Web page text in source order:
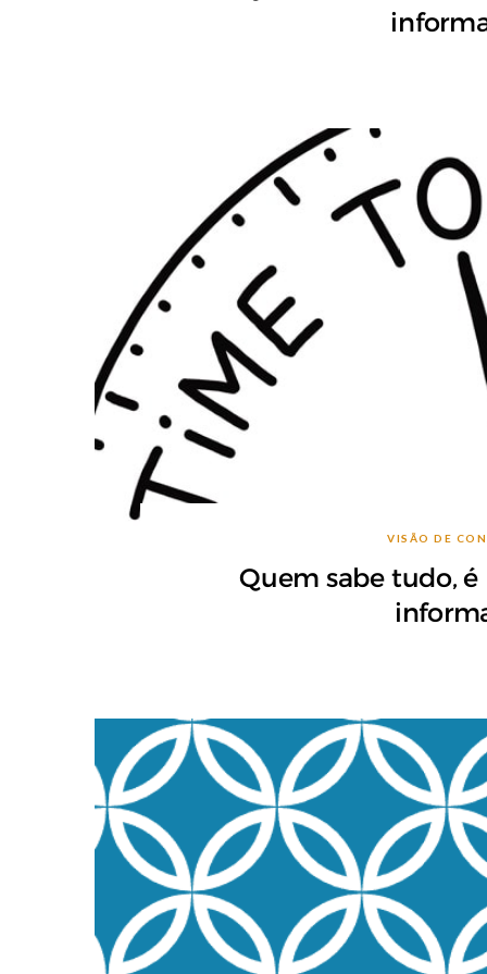
VISÃO DE
Quem sabe tudo,